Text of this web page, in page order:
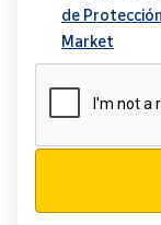
de
Market